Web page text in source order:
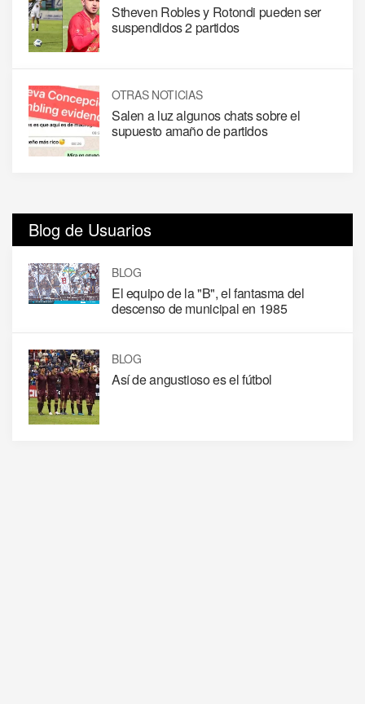
Stheven Robles y Rotondi pueden ser
suspendidos 2 partidos
OTRAS NOTICIAS
Salen a luz algunos chats sobre el
supuesto amaño de partidos
Blog de Usuarios
BLOG
El equipo de la "B", el fantasma del
descenso de municipal en 1985
BLOG
Así de angustioso es el fútbol